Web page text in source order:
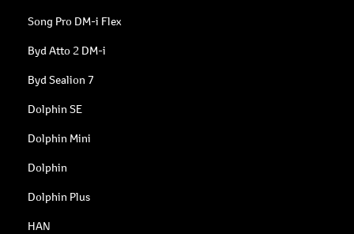
Song Pro DM-i Flex
Byd Atto 2 DM-i
Byd Sealion 7
Dolphin SE
Dolphin Mini
Dolphin
Dolphin Plus
HAN